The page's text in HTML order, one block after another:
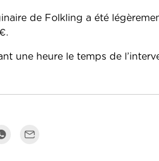
de Folkling a été
une heure le temps de